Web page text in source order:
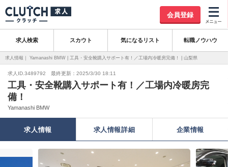
会員登録
求人検索 スカウト 気になるリスト 転職ノウハウ
求人情報｜ Yamanashi BMW | 工具・安全靴購入サポート有！／工場内冷暖房完備！ | 山梨県
求人ID.3489792 最終更新：2025/3/30 18:11
工具・安全靴購入サポート有！／工場内冷暖房完
備！
Yamanashi BMW
求人情報 求人情報詳細 企業情報